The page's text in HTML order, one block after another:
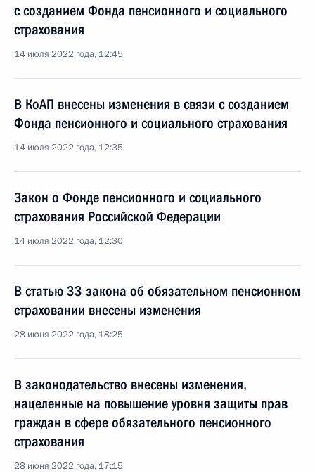
с созданием Фонда пенсионного и социального
страхования
14 июля 2022 года, 12:45
В КоАП внесены изменения в связи с созданием
Фонда пенсионного и социального страхования
14 июля 2022 года, 12:35
Закон о Фонде пенсионного и социального
страхования Российской Федерации
14 июля 2022 года, 12:30
В статью 33 закона об обязательном пенсионном
страховании внесены изменения
28 июня 2022 года, 18:25
В законодательство внесены изменения,
нацеленные на повышение уровня защиты прав
граждан в сфере обязательного пенсионного
страхования
28 июня 2022 года, 17:15